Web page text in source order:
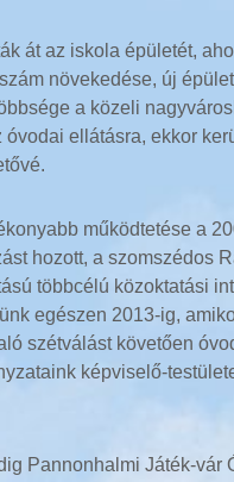
át az iskola épületét,
növekedése, új
a közeli
óvodai ellátásra, ekkor
működtetése a
hozott, a szomszédos
többcélú közoktatási
egészen 2013-ig,
szétválást követően
képviselő-
Pannonhalmi Játék-